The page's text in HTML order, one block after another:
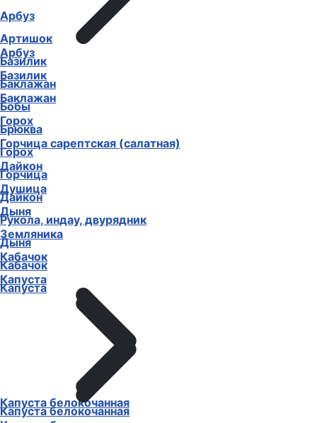
Арбуз
Базилик
Баклажан
Горох
Горчица сарептская (салатная)
Дайкон
Душица
Дыня
Земляника
Кабачок
Капуста
Капуста белокочанная
Арбуз
Артишок
Базилик
Баклажан
Бобы
Брюква
Горох
Горчица
Дайкон
Рукола, индау, двурядник
Дыня
Кабачок
Капуста
Капуста белокочанная